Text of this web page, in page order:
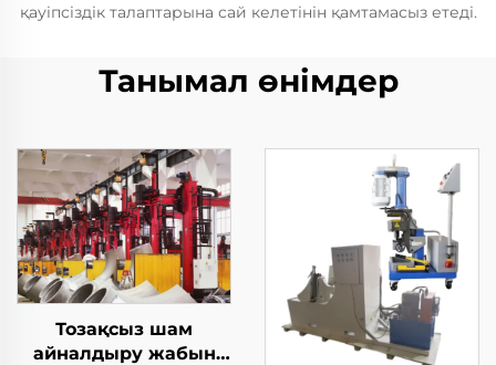
қауіпсіздік талаптарына сай келетінін қамтамасыз етеді.
Танымал өнімдер
Тозақсыз шам
айналдыру жабын